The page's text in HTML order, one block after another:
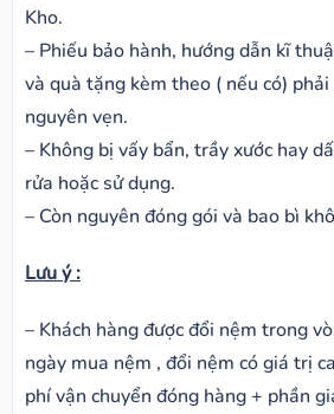
Kho.
– Phiếu bảo hành, hướng dẫn kĩ
và quà tặng kèm theo ( nếu có) phải
nguyên vẹn.
– Không bị vấy bẩn, trầy xước hay
rửa hoặc sử dụng.
– Còn nguyên đóng gói và bao bì
Lưu ý :
– Khách hàng được đổi nệm trong
ngày mua nệm , đổi nệm có giá trị
phí vận chuyển đóng hàng + phần